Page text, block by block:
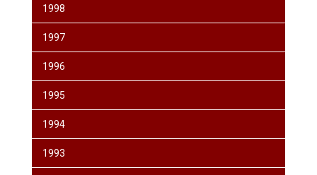
1998
1997
1996
1995
1994
1993